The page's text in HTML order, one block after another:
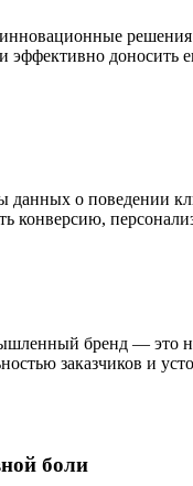
и эффективно доносить
данных о поведении
конверсию,
бренд — это
заказчиков и
боли